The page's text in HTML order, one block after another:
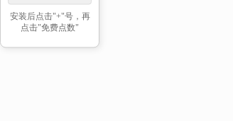
安装后点击"+"号，再
点击"免费点数"